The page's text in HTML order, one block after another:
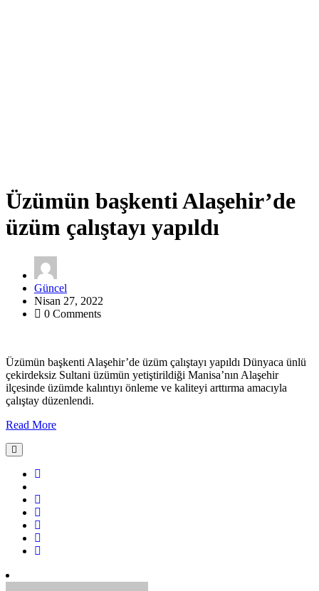
Üzümün başkenti Alaşehir’de
üzüm çalıştayı yapıldı
Güncel
Nisan 27, 2022
0 Comments
Üzümün başkenti Alaşehir’de üzüm çalıştayı yapıldı Dünyaca ünlü
çekirdeksiz Sultani üzümün yetiştirildiği Manisa’nın Alaşehir
ilçesinde üzümde kalıntıyı önleme ve kaliteyi arttırma amacıyla
çalıştay düzenlendi.
Read More